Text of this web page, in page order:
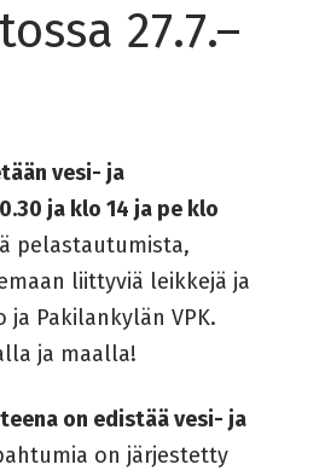
27.7.–
vesi- ja
ja klo 14 ja pe klo
pelastautumista,
liittyviä leikkejä ja
Pakilankylän VPK.
ja maalla!
on edistää vesi- ja
on järjestetty